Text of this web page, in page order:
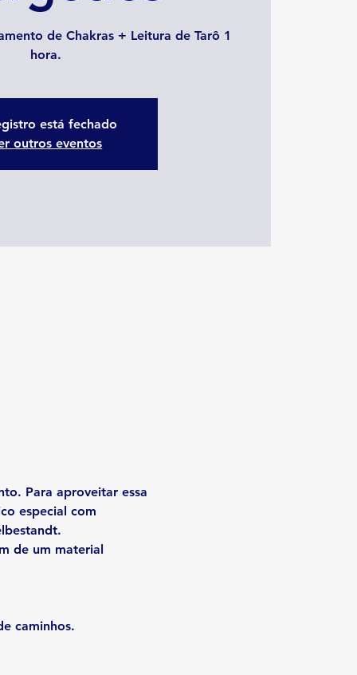
de Chakras + Leitura de Tarô 1
hora.
está fechado
outros eventos
. Para aproveitar essa
especial com
.
de um material
caminhos.